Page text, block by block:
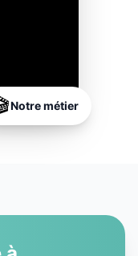
Notre métier